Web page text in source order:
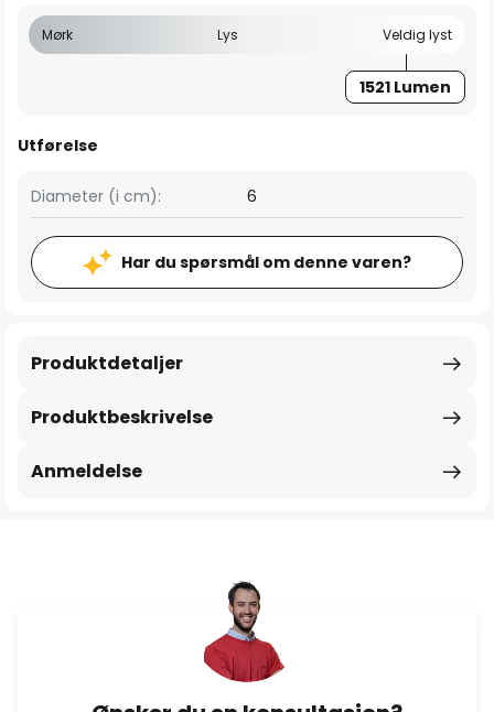
Mørk Lys Veldig lyst
1521 Lumen
Utførelse
Diameter (i cm): 6
Har du spørsmål om denne varen?
Produktbeskrivelse
Produktdetaljer
Anmeldelse